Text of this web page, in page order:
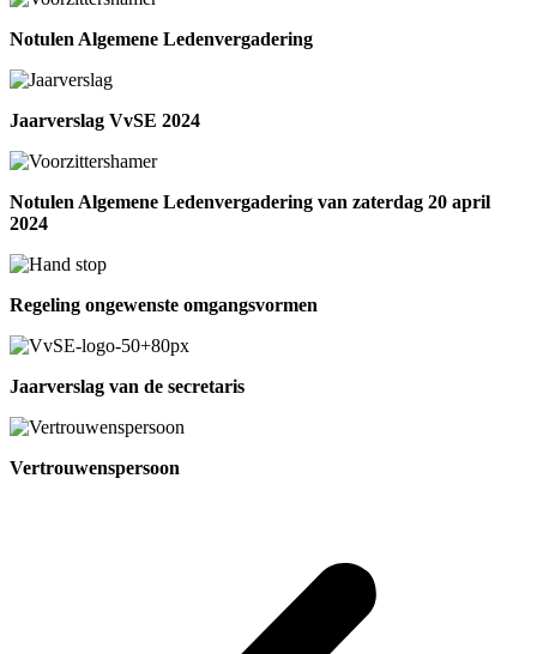
Notulen Algemene Ledenvergadering
Jaarverslag VvSE 2024
Notulen Algemene Ledenvergadering van zaterdag 20 april
2024
Regeling ongewenste omgangsvormen
Jaarverslag van de secretaris
Vertrouwenspersoon